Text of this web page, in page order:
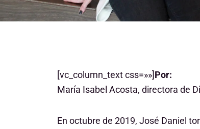
[vc_column_text css=»»]Por:
María Isabel Acosta, directora de
En octubre de 2019, José Daniel